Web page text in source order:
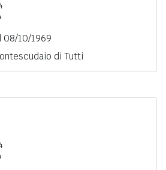
08/10/1969
di Tutti